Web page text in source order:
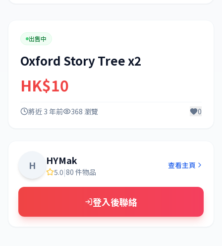
出售中
Oxford Story Tree x2
HK$10
將近 3 年前 368 瀏覽 0
H HYMak
5.0|80 件物品
查看主頁
登入後聯絡